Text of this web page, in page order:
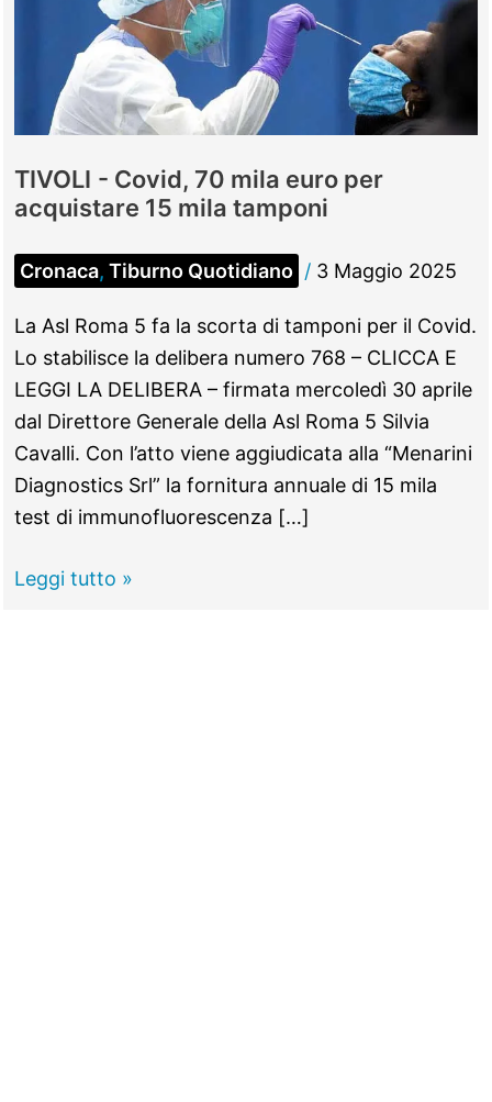
TIVOLI - Covid, 70 mila euro per
acquistare 15 mila tamponi
Cronaca, Tiburno Quotidiano / 3 Maggio 2025
La Asl Roma 5 fa la scorta di tamponi per il Covid.
Lo stabilisce la delibera numero 768 – CLICCA E
LEGGI LA DELIBERA – firmata mercoledì 30 aprile
dal Direttore Generale della Asl Roma 5 Silvia
Cavalli. Con l’atto viene aggiudicata alla “Menarini
Diagnostics Srl” la fornitura annuale di 15 mila
test di immunofluorescenza […]
TIVOLI -
Leggi tutto »